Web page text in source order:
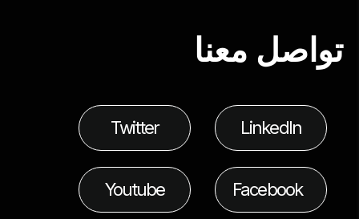
تواصل معنا
LinkedIn
Twitter
Facebook
Youtube